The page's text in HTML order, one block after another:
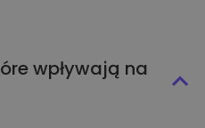
wpływają na